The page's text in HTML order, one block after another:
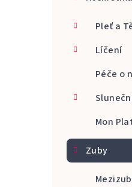
Pleť a
Líčení
Péče o
Mon
Zuby